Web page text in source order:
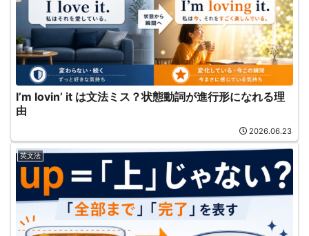
I’m lovin’ it は文法ミス？状態動詞が進行形になれる理
由
2026.06.23
英文法